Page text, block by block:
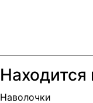
Находится
Наволочки